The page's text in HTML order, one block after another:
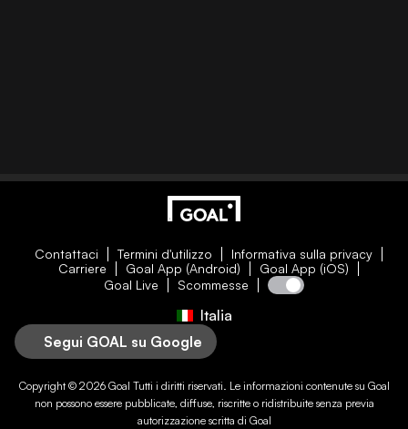
Contattaci Termini d'utilizzo
Informativa sulla privacy
Carriere
Goal App (Android)
Goal App (iOS)
Goal Live
Scommesse
Italia
Segui GOAL su Google
Copyright © 2026 Goal Tutti i diritti riservati. Le informazioni contenute su Goal
non possono essere pubblicate, diffuse, riscritte o ridistribuite senza previa
autorizzazione scritta di Goal